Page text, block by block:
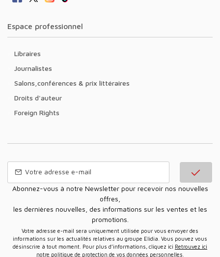
Espace professionnel
Libraires
Journalistes
Salons,conférences & prix littéraires
Droits d'auteur
Foreign Rights
Abonnez-vous à notre Newsletter pour recevoir nos nouvelles
offres,
les dernières nouvelles, des informations sur les ventes et les
promotions.
Votre adresse e-mail sera uniquement utilisée pour vous envoyer des
informations sur les actualités relatives au groupe Elidia. Vous pouvez vous
désinscrire à tout moment. Pour plus d’informations, cliquez ici Retrouvez ici
notre politique de protection de vos données personnelles